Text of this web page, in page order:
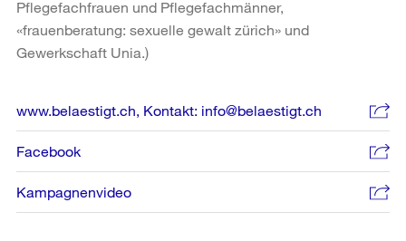
Pflegefachfrauen und Pflegefachmänner,
«frauenberatung: sexuelle gewalt zürich» und
Gewerkschaft Unia.)
Weitere
Informationen
www.belaestigt.ch, Kontakt: info@belaestigt.ch
Facebook
Kampagnenvideo